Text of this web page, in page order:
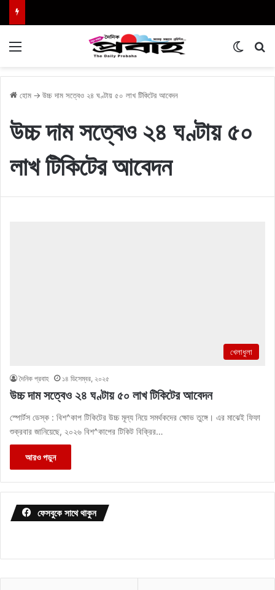
হোম → উচ্চ দাম সত্বেও ২৪ ঘণ্টায় ৫০ লাখ টিকিটের আবেদন
উচ্চ দাম সত্বেও ২৪ ঘণ্টায় ৫০
লাখ টিকিটের আবেদন
খেলাধুলা
দৈনিক প্রবাহ ১৪ ডিসেম্বর, ২০২৫
উচ্চ দাম সত্বেও ২৪ ঘণ্টায় ৫০ লাখ টিকিটের আবেদন
স্পোর্টস ডেস্ক : বিশ^কাপ টিকিটের উচ্চ মূল্য নিয়ে সমর্থকদের ক্ষোভ তুঙ্গে। এর মাঝেই ফিফা
শুক্রবার জানিয়েছে, ২০২৬ বিশ^কাপের টিকিট বিক্রির…
আরও পড়ুন
ফেসবুকে সাথে থাকুন